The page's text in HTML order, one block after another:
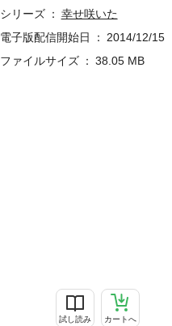
試し読み カートへ
シリーズ
幸せ咲いた
電子版配信開始日
2014/12/15
ファイルサイズ
38.05 MB